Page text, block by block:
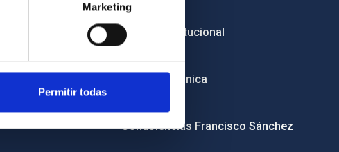
Marketing
Permitir todas
Licitaciones
Imagen institucional
Sede electrónica
Condolencias Francisco Sánchez